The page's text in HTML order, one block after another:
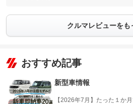
クルマレビューをも
おすすめ記事
新型車情報
【2026年7月】たった１か